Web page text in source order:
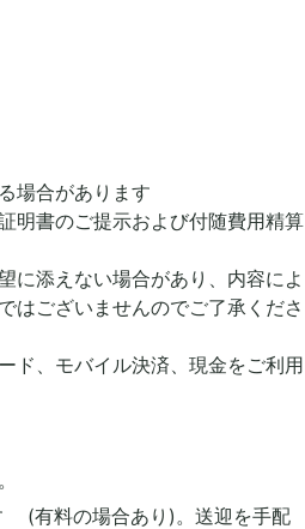
場合があります
明書のご提示および付随費用精算
に添えない場合があり、内容によ
はございませんのでご了承くださ
ド、モバイル決済、現金をご利用
(有料の場合あり)。送迎を手配